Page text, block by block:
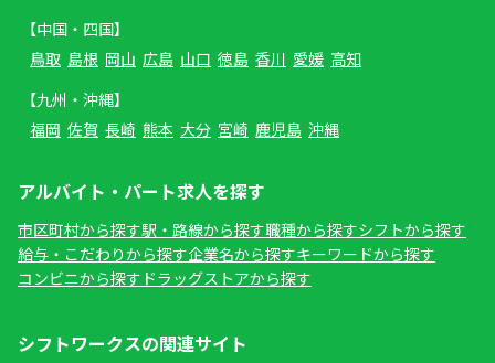
【中国・四国】
鳥取 島根 岡山 広島 山口 徳島 香川 愛媛 高知
【九州・沖縄】
福岡 佐賀 長崎 熊本 大分 宮崎 鹿児島 沖縄
アルバイト・パート求人を探す
市区町村から探す駅・路線から探す職種から探すシフトから探す
給与・こだわりから探す企業名から探すキーワードから探す
コンビニから探す ドラッグストアから探す
シフトワークスの関連サイト